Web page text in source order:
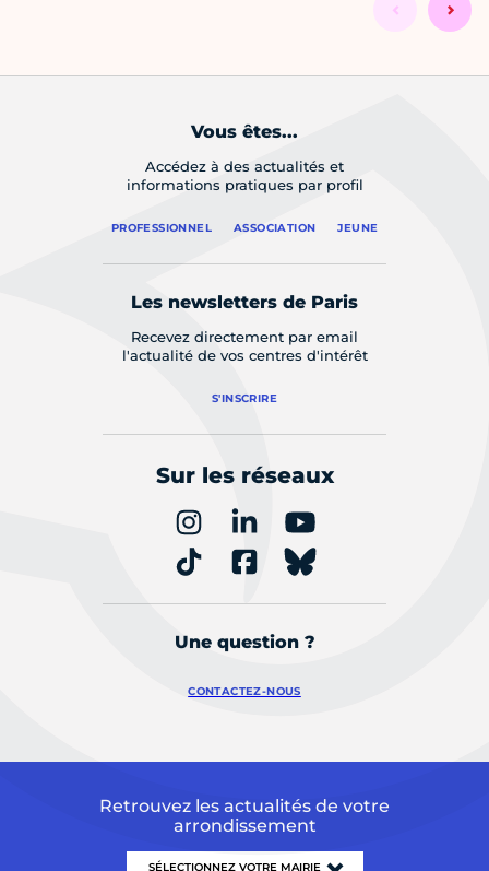
Vous êtes...
Accédez à des actualités et
informations pratiques par profil
PROFESSIONNEL ASSOCIATION JEUNE
Les newsletters de Paris
Recevez directement par email
l'actualité de vos centres d'intérêt
S'INSCRIRE
Sur les réseaux
Une question ?
CONTACTEZ-NOUS
Retrouvez les actualités de votre
arrondissement